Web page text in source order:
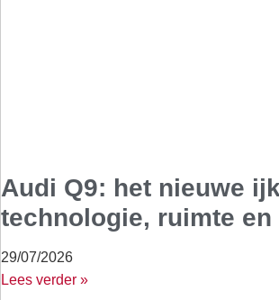
Audi Q9: het nieuwe
technologie, ruimte
29/07/2026
Lees verder »